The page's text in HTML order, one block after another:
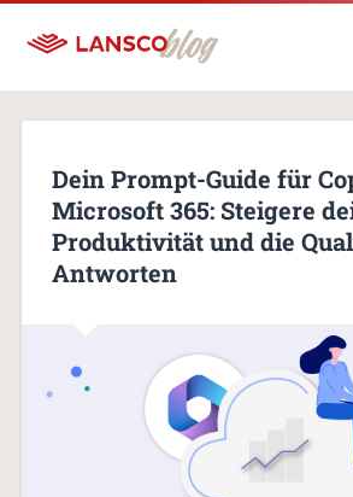
Dein Prompt-Guide für
Microsoft 365: Steigere
Produktivität und die
Antworten